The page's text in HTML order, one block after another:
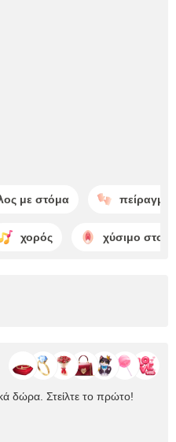
με στόμα πείραγμα
χορός χύσιμο στο
δώρα. Στείλτε το πρώτο!